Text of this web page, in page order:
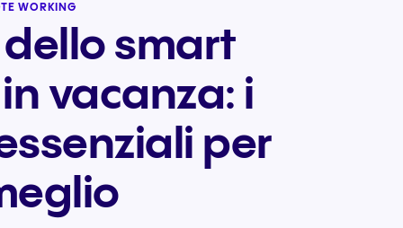
Dispositivi
e
Finanza, Legale e
WORKING
smart
vacanza: i
per